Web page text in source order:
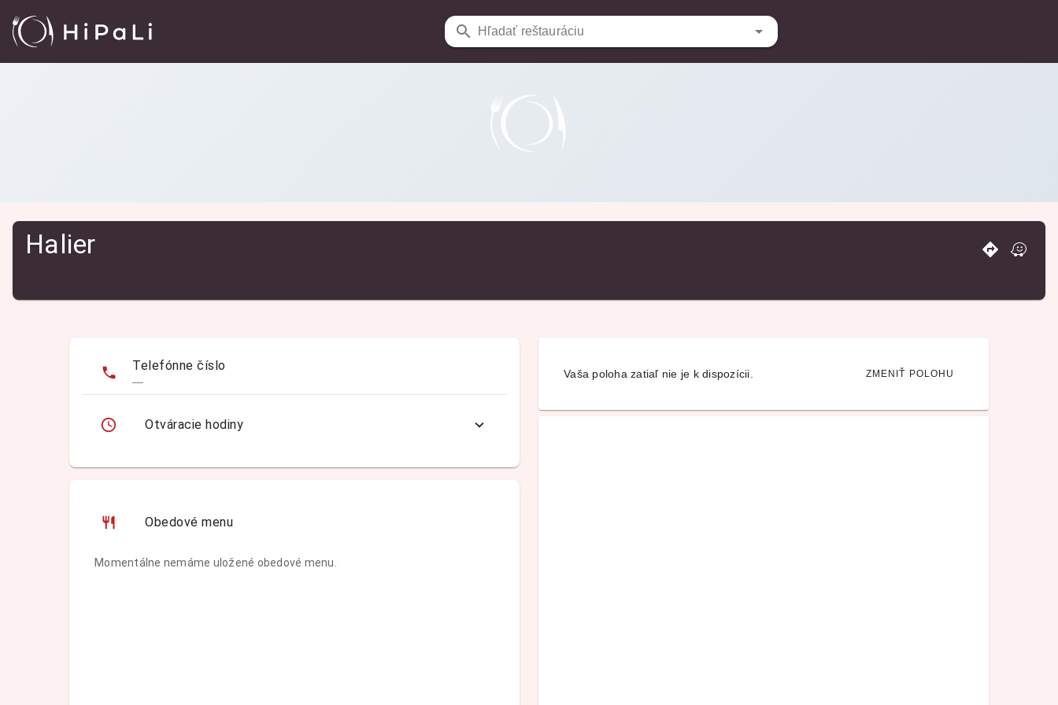
Hľadať reštauráciu
Reštaurácie Halier
Halier
Telefónne číslo
—
Otváracie hodiny
Obedové menu
Momentálne nemáme uložené obedové menu.
Vaša poloha zatiaľ nie je k dispozícii. ZMENIŤ POLOHU